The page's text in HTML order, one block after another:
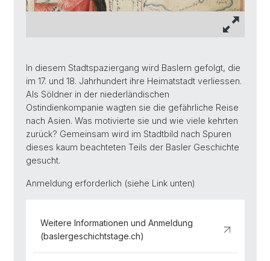
In diesem Stadtspaziergang wird Baslern gefolgt, die
im 17. und 18. Jahrhundert ihre Heimatstadt verliessen.
Als Söldner in der niederländischen
Ostindienkompanie wagten sie die gefährliche Reise
nach Asien. Was motivierte sie und wie viele kehrten
zurück? Gemeinsam wird im Stadtbild nach Spuren
dieses kaum beachteten Teils der Basler Geschichte
gesucht.
Anmeldung erforderlich (siehe Link unten)
Weitere Informationen und Anmeldung
(baslergeschichtstage.ch)